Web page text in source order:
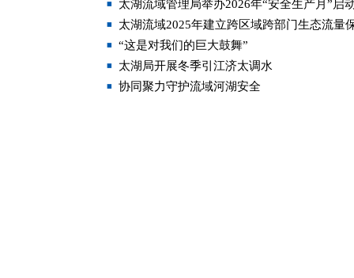
太湖流域管理局举办2026年“安全生产月”启
太湖流域2025年建立跨区域跨部门生态流量
“这是对我们的巨大鼓舞”
太湖局开展冬季引江济太调水
协同聚力守护流域河湖安全